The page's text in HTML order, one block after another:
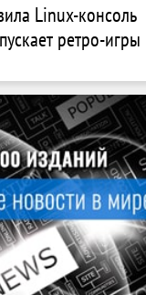
Linux-консоль
ретро-игры